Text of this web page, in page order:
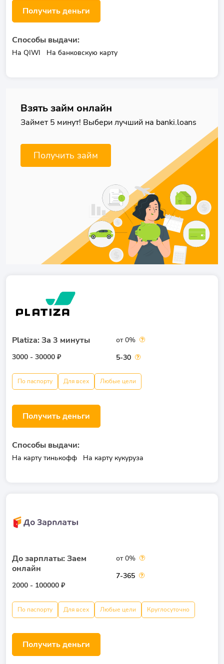
Получить деньги
Способы выдачи:
На QIWI На банковскую карту
Взять займ онлайн
Займет 5 минут! Выбери лучший на banki.loans
Получить займ
Platiza: За 3 минуты
3000 - 30000 ₽
от 0%
5-30
По паспорту Для всех Любые цели
Получить деньги
Способы выдачи:
На карту тинькофф На карту кукуруза
До зарплаты: Заем
онлайн
2000 - 100000 ₽
от 0%
7-365
По паспорту Для всех Любые цели Круглосуточно
Получить деньги